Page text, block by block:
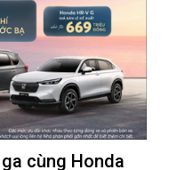
cùng Honda